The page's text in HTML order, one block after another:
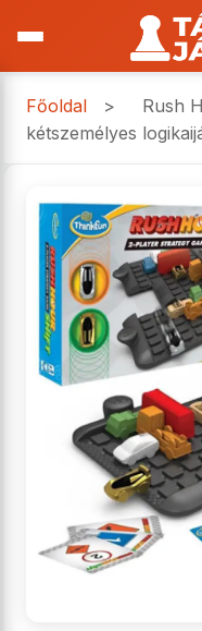
Főoldal >
Rush
kétszemélyes